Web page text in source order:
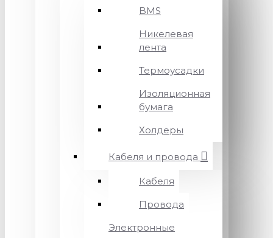
BMS
Никелевая
лента
Термоусадки
Изоляционная
бумага
Холдеры
Кабеля и провода
Кабеля
Провода
Электронные